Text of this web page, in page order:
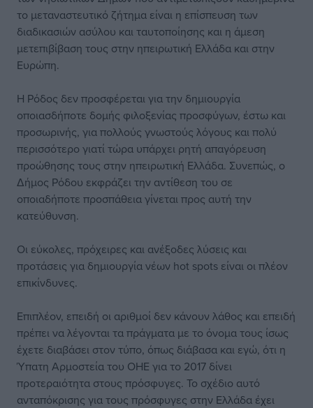
το μεταναστευτικό ζήτημα είναι η επίσπευση των
διαδικασιών ασύλου και ταυτοποίησης και η άμεση
μετεπιβίβαση τους στην ηπειρωτική Ελλάδα και στην
Ευρώπη.
Η Ρόδος δεν προσφέρεται για την δημιουργία
οποιασδήποτε δομής φιλοξενίας προσφύγων, έστω και
προσωρινής, για πολλούς γνωστούς λόγους και πολύ
περισσότερο γιατί τώρα υπάρχει ρητή απαγόρευση
προώθησης τους στην ηπειρωτική Ελλάδα. Συνεπώς, ο
Δήμος Ρόδου εκφράζει την αντίθεση του σε
οποιαδήποτε προσπάθεια γίνεται προς αυτή την
κατεύθυνση.
Οι εύκολες, πρόχειρες και ανέξοδες λύσεις και
προτάσεις για δημιουργία νέων hot spots είναι οι πλέον
επικίνδυνες.
Επιπλέον, επειδή οι αριθμοί δεν κάνουν λάθος και επειδή
πρέπει να λέγονται τα πράγματα με το όνομα τους ίσως
έχετε διαβάσει στον τύπο, όπως διάβασα και εγώ, ότι η
Ύπατη Αρμοστεία του ΟΗΕ για το 2017 δίνει
προτεραιότητα στους πρόσφυγες. Το σχέδιο αυτό
ανταπόκρισης για τους πρόσφυγες στην Ελλάδα έχει